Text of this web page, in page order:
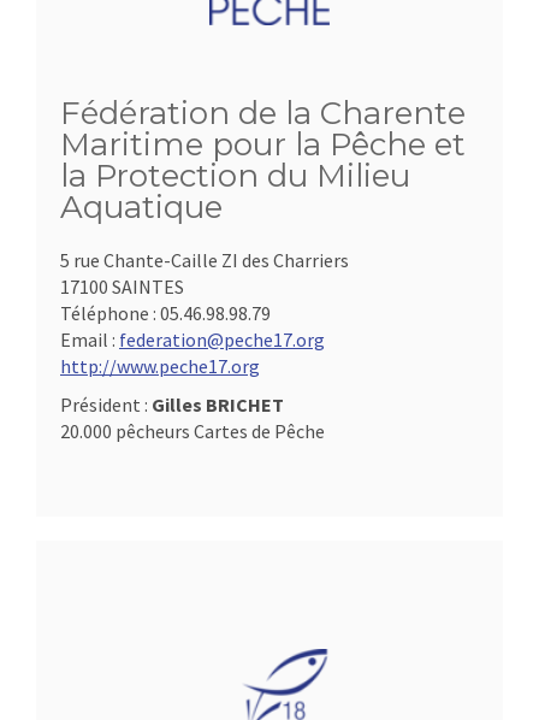
Fédération de la Charente
Maritime pour la Pêche et
la Protection du Milieu
Aquatique
5 rue Chante-Caille ZI des Charriers
17100 SAINTES
Téléphone : 05.46.98.98.79
Email : federation@peche17.org
http://www.peche17.org
Président : Gilles BRICHET
20.000 pêcheurs Cartes de Pêche